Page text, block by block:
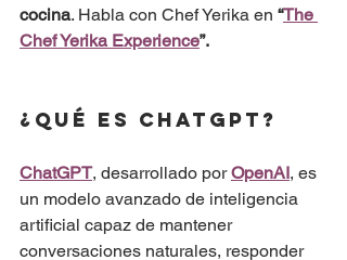
cocina. Habla con Chef Yerika en “The
Chef Yerika Experience”.
¿Qué es ChatGPT?
ChatGPT, desarrollado por OpenAI, es
un modelo avanzado de inteligencia
artificial capaz de mantener
conversaciones naturales, responder